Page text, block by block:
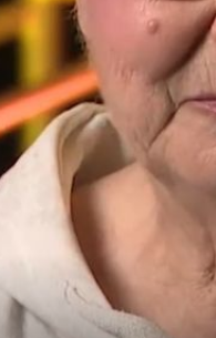
Mira Pišćetek
u
DJEČAK S
Pamtite
Od tada
danas